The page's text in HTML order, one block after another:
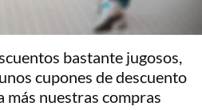
bastante jugosos,
cupones de descuento
nuestras compras